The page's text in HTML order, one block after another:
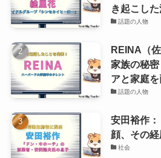
き起こし
話題の人物
REINA（
家族の秘
アと家庭
話題の人物
安田裕作
顔、その
社会